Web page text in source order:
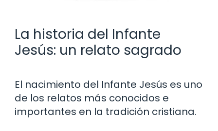
La historia del Infante
Jesús: un relato sagrado
El nacimiento del Infante Jesús es uno
de los relatos más conocidos e
importantes en la tradición cristiana.